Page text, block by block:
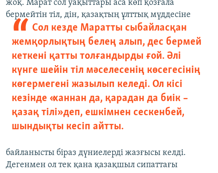
жоқ. Марат сол уақыттары аса көп қозғала
бермейтін тіл, дін, қазақтың ұлттық
Сол кезде Маратты сыбайласқан
жемқорлықтың белең алып, дес бермей
кеткені қатты толғандырды ғой. Әлі
күнге шейін тіл мәселесенің көсегесінің
көгермегені жазылып келеді. Ол кісі
кезінде «ханнан да, қарадан да биік –
қазақ тілі» деп, ешкімнен сескенбей,
шындықты кесіп айтты.
мүддесіне
байланысты біраз дүниелерді жазғысы келді.
Дегенмен ол тек қана қазақшыл сипаттағы